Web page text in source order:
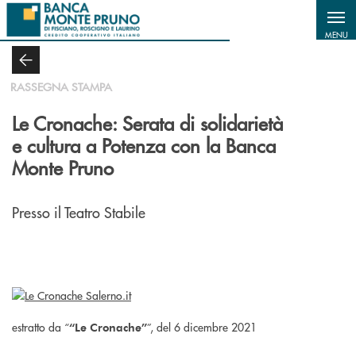
Salta al contenuto principale
MENU
RASSEGNA STAMPA
Le Cronache: Serata di solidarietà
e cultura a Potenza con la Banca
Monte Pruno
Presso il Teatro Stabile
estratto da ““Le Cronache””, del 6 dicembre 2021